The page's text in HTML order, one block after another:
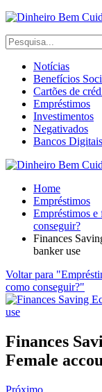
Notícias
Benefícios
Cartões de
Empréstimos
Investimentos
Negativados
Bancos Digitais
Home
Empréstimos
Empréstimos e
conseguir?
Finances
banker use
Voltar para
como conseguir?"
Finances
Female
Próximo